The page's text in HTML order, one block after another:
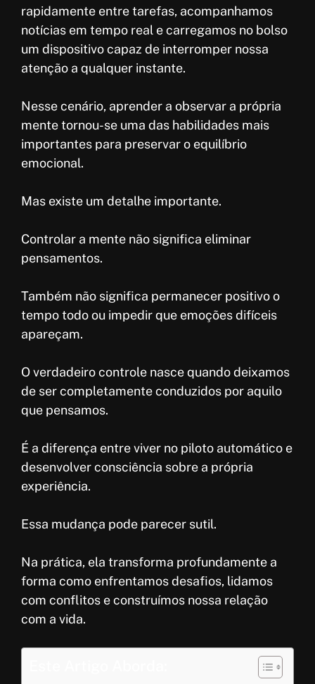
rapidamente entre tarefas, acompanhamos
notícias em tempo real e carregamos no bolso
um dispositivo capaz de interromper nossa
atenção a qualquer instante.
Nesse cenário, aprender a observar a própria
mente tornou-se uma das habilidades mais
importantes para preservar o equilíbrio
emocional.
Mas existe um detalhe importante.
Controlar a mente não significa eliminar
pensamentos.
Também não significa permanecer positivo o
tempo todo ou impedir que emoções difíceis
apareçam.
O verdadeiro controle nasce quando deixamos
de ser completamente conduzidos por aquilo
que pensamos.
É a diferença entre viver no piloto automático e
desenvolver consciência sobre a própria
experiência.
Essa mudança pode parecer sutil.
Na prática, ela transforma profundamente a
forma como enfrentamos desafios, lidamos
com conflitos e construímos nossa relação
com a vida.